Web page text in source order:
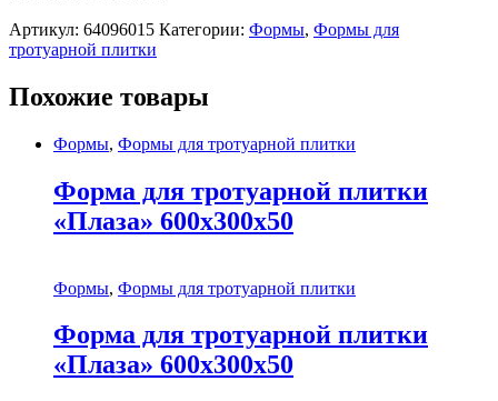
Артикул: 64096015 Категории: Формы, Формы для
тротуарной плитки
Похожие товары
Формы, Формы для тротуарной плитки
Форма для тротуарной плитки
«Плаза» 600х300х50
Формы, Формы для тротуарной плитки
Форма для тротуарной плитки
«Плаза» 600х300х50